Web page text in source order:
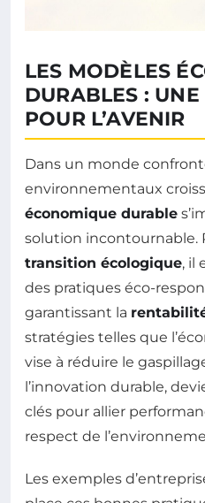
LES MODÈLES
DURABLES : UNE
POUR L’AVENIR
Dans un monde
environnementaux
économique durable
solution incontournable.
transition écologique, il
des pratiques éco-
garantissant la
stratégies telles que
vise à réduire le
l’innovation durable,
clés pour allier
respect de
Les exemples